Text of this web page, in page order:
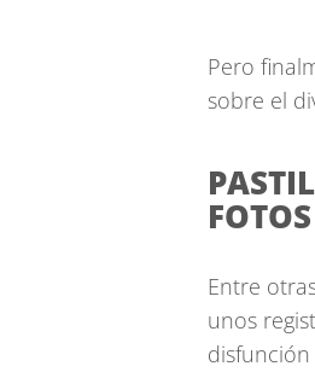
Pero
sobre el
Entre
unos